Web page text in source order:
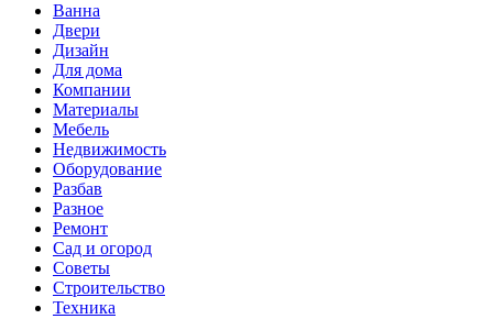
Ванна
Двери
Дизайн
Для дома
Компании
Материалы
Мебель
Недвижимость
Оборудование
Разбав
Разное
Ремонт
Сад и огород
Советы
Строительство
Техника